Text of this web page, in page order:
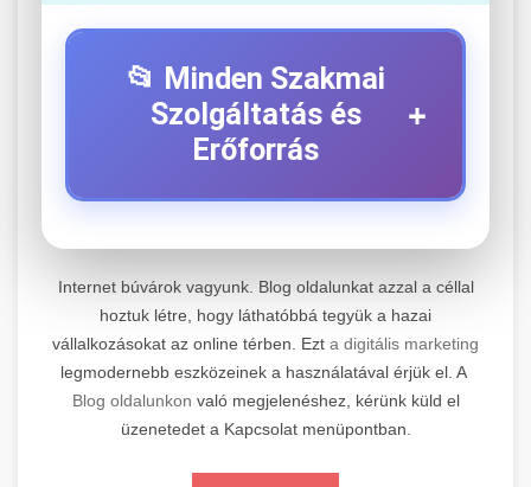
📂 Minden Szakmai
Szolgáltatás és
Erőforrás
+
+
Professzionális elektromos roller javítási és
karbantartási szolgáltatások. Szakértő
technikusaink minőségi szervízt nyújtanak
minden jelentős márkához és modellhez.
Szervizközpont Látogatása
📊 2. Online Marketing
Ügynökség
+
Átfogó online marketing szolgáltatások,
beleértve a SEO-t, közösségi média kezelést és
Internet búvárok vagyunk. Blog oldalunkat azzal a céllal
hoztuk létre, hogy láthatóbbá tegyük a hazai
vállalkozásokat az online térben. Ezt a digitális marketing
legmodernebb eszközeinek a használatával érjük el. A
Blog oldalunkon való megjelenéshez, kérünk küld el
üzenetedet a Kapcsolat menüpontban.